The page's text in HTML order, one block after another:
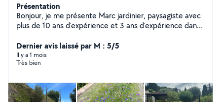
Présentation
Bonjour, je me présente Marc jardinier, paysagiste avec
plus de 10 ans d'expérience et 3 ans d'expérience dans
minutieux. La satisfaction du client est une priorité pour
moi .
Dernier avis laissé par M : 5/5
Il y a 1 mois
Très bien